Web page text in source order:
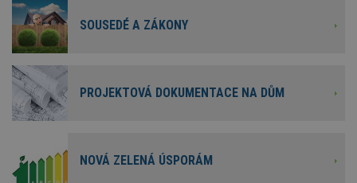
SOUSEDÉ A ZÁKONY
PROJEKTOVÁ DOKUMENTACE NA DŮM
NOVÁ ZELENÁ ÚSPORÁM